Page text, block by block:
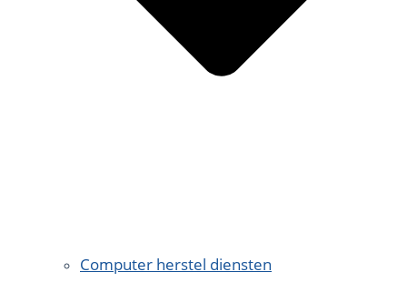
Computer herstel diensten